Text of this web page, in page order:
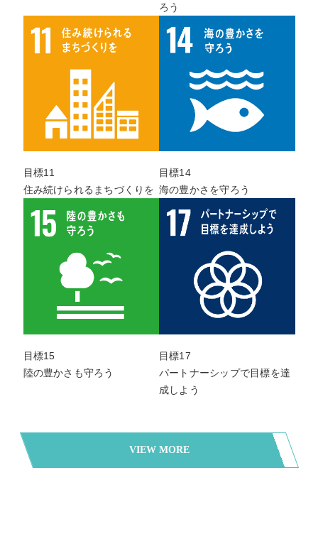
ろう
目標11
住み続けられるまちづくりを
目標14
海の豊かさを守ろう
目標15
陸の豊かさも守ろう
目標17
パートナーシップで目標を達
成しよう
VIEW MORE